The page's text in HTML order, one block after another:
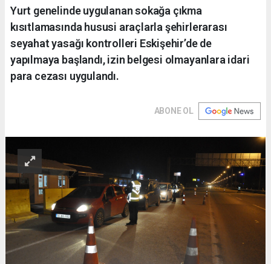
Yurt genelinde uygulanan sokağa çıkma
kısıtlamasında hususi araçlarla şehirlerarası
seyahat yasağı kontrolleri Eskişehir’de de
yapılmaya başlandı, izin belgesi olmayanlara idari
para cezası uygulandı.
ABONE OL